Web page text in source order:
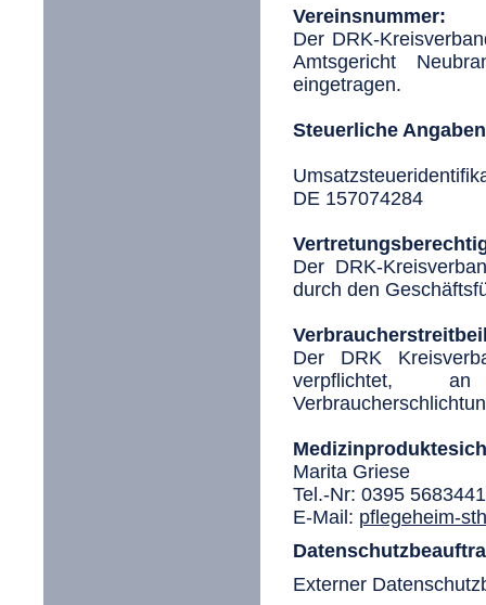
Vereinsnummer:
Der DRK-
Amtsgericht
eingetragen.
Steuerliche
DE 157074284
Der DRK-
durch den
Der DRK
verpflichtet,
Marita Griese
Tel.-Nr: 0395
E-Mail: pflegeheim-
Externer